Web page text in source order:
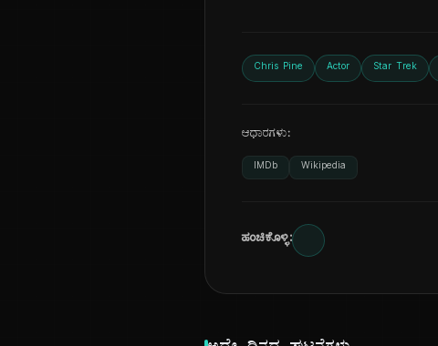
Chris Pine Actor Star Trek
ಆಧಾರಗಳು:
IMDb Wikipedia
ಹಂಚಿಕೊಳ್ಳಿ: